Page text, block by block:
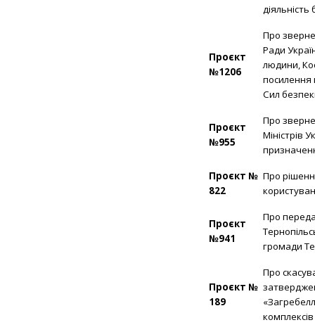
Проєкт
№1206
Про
Ради
людини,
посилення
Сил
Проєкт
№955
Про
Міністрів
Проєкт №
822
Про
Проєкт
№941
Про
громади
Проєкт №
189
Про
комплексів